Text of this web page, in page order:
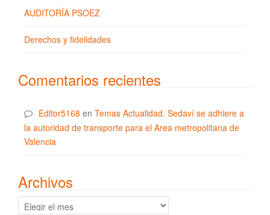
AUDITORÍA PSOEZ
Derechos y fidelidades
Comentarios recientes
Editor5168 en Temas Actualidad. Sedaví se adhiere a
la autoridad de transporte para el Area metropolitana de
Valencia
Archivos
Archivos